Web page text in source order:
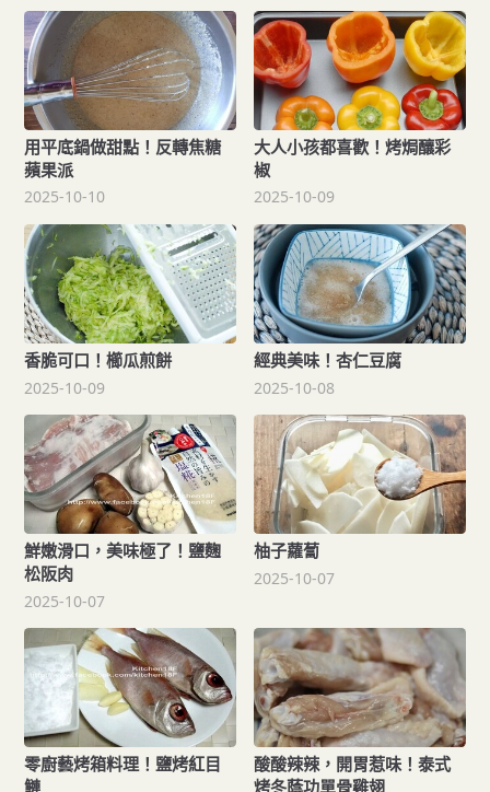
用平底鍋做甜點！反轉焦糖
蘋果派
2025-10-10
大人小孩都喜歡！烤焗釀彩
椒
2025-10-09
香脆可口！櫛瓜煎餅
2025-10-09
經典美味！杏仁豆腐
2025-10-08
鮮嫩滑口，美味極了！鹽麴
松阪肉
2025-10-07
柚子蘿蔔
2025-10-07
零廚藝烤箱料理！鹽烤紅目
鰱
酸酸辣辣，開胃惹味！泰式
烤冬蔭功單骨雞翅